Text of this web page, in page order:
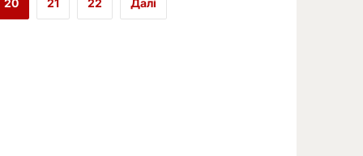
20 21 22 Далі